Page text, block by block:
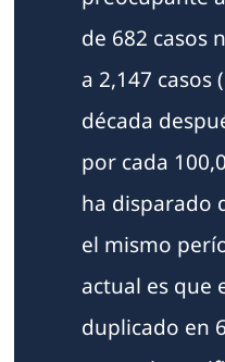
de 682 casos
a 2,147 casos
década
por cada
ha disparado
el mismo
actual es que
duplicado en